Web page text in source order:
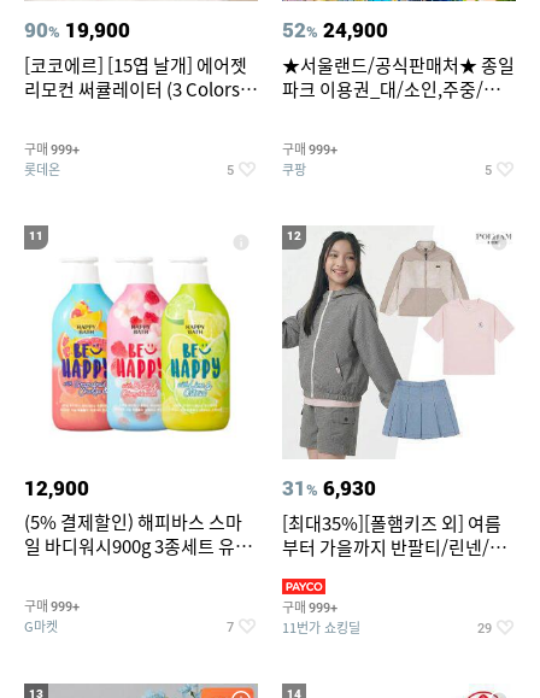
90% 19,900
[코코에르] [15엽 날개] 에어젯
리모컨 써큘레이터 (3 Colors
구매 999+
롯데온 5
52% 24,900
★서울랜드/공식판매처★ 종일
파크 이용권_대/소인,주중/주
구매 999+
쿠팡 5
11
12,900
(5% 결제할인) 해피바스 스마
일 바디워시900g 3종세트 유
구매 999+
G마켓 7
12
31% 6,930
[최대35%][폴햄키즈 외] 여름
부터 가을까지 반팔티/린넨/맨
구매 999+
11번가 쇼킹딜 29
13 14